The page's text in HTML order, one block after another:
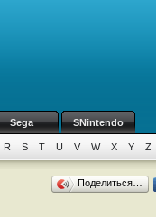
Sega SNintendo
R S T U V W X Y Z
Поделиться…